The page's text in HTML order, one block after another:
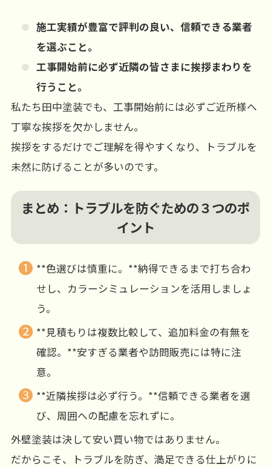
施工実績が豊富で評判の良い、信頼できる業者
を選ぶこと。
工事開始前に必ず近隣の皆さまに挨拶まわりを
行うこと。
私たち田中塗装でも、工事開始前には必ずご近所様へ
丁寧な挨拶を欠かしません。
挨拶をするだけでご理解を得やすくなり、トラブルを
未然に防げることが多いのです。
まとめ：トラブルを防ぐための３つのポ
イント
**色選びは慎重に。**納得できるまで打ち合わ
せし、カラーシミュレーションを活用しましょ
う。
**見積もりは複数比較して、追加料金の有無を
確認。**安すぎる業者や訪問販売には特に注
意。
**近隣挨拶は必ず行う。**信頼できる業者を選
び、周囲への配慮を忘れずに。
外壁塗装は決して安い買い物ではありません。
だからこそ、トラブルを防ぎ、満足できる仕上がりに